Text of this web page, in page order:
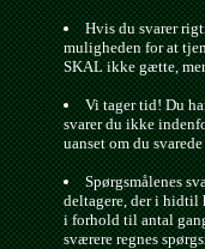
Hvis du svarer
muligheden for at
SKAL ikke gætte,
Vi tager tid! Du
svarer du ikke
uanset om du
Spørgsmålenes
deltagere, der i hidtil
i forhold til antal
sværere regnes